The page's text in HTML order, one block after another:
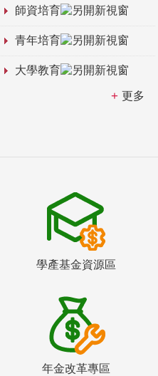
師資培育
青年培育
大學教育
更多
學產基金資源區
年金改革專區